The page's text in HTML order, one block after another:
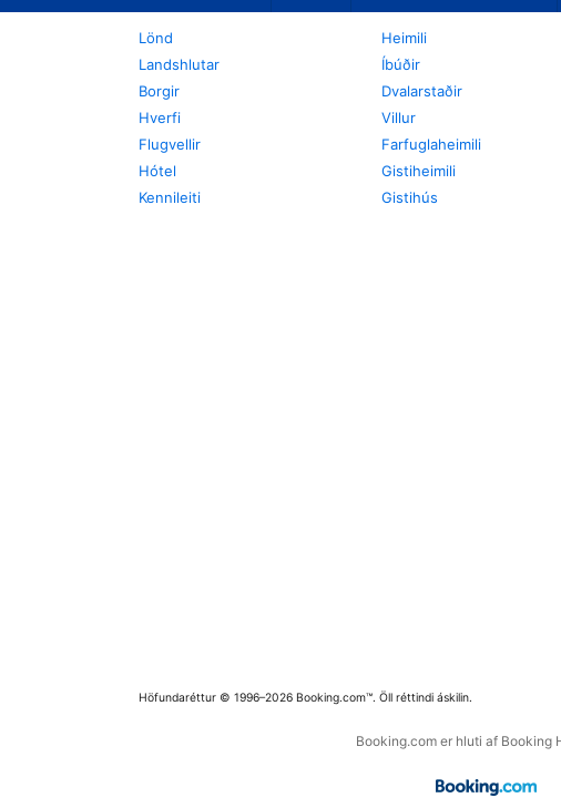
Lönd
Landshlutar
Borgir
Hverfi
Flugvellir
Hótel
Kennileiti
Heimili
Íbúðir
Dvalarstaðir
Villur
Farfuglaheimili
Gistiheimili
Gistihús
Höfundaréttur © 1996–2026 Booking.com™. Öll réttindi áskilin.
Booking.com er hluti af Booking